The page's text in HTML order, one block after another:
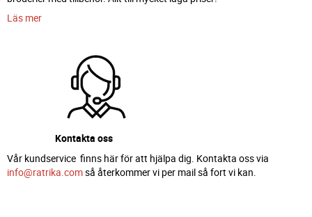
Läs mer
Kontakta oss
Vår kundservice finns här för att hjälpa dig. Kontakta oss via
info@ratrika.comså återkommer vi per mail så fort vi kan.